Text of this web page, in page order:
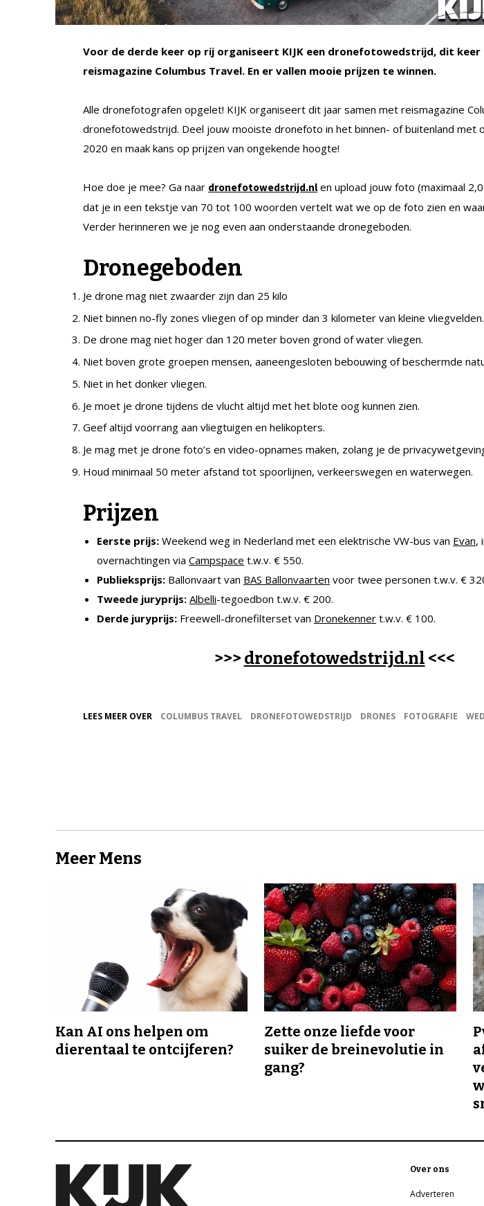
Voor de derde keer op rij organiseert KIJK een dronefotowedstrijd, dit keer
reismagazine Columbus Travel. En er vallen mooie prijzen te winnen.
Alle dronefotografen opgelet! KIJK organiseert dit jaar samen met reismagazine
dronefotowedstrijd. Deel jouw mooiste dronefoto in het binnen- of buitenland met
2020 en maak kans op prijzen van ongekende hoogte!
Hoe doe je mee? Ga naar dronefotowedstrijd.nl en upload jouw foto (maximaal
dat je in een tekstje van 70 tot 100 woorden vertelt wat we op de foto zien en
Verder herinneren we je nog even aan onderstaande dronegeboden.
Dronegeboden
Je drone mag niet zwaarder zijn dan 25 kilo
Niet binnen no-fly zones vliegen of op minder dan 3 kilometer van kleine vliegvelden.
De drone mag niet hoger dan 120 meter boven grond of water vliegen.
Niet boven grote groepen mensen, aaneengesloten bebouwing of beschermde
Niet in het donker vliegen.
Je moet je drone tijdens de vlucht altijd met het blote oog kunnen zien.
Geef altijd voorrang aan vliegtuigen en helikopters.
Je mag met je drone foto’s en video-opnames maken, zolang je de
Houd minimaal 50 meter afstand tot spoorlijnen, verkeerswegen en waterwegen.
Prijzen
Eerste prijs: Weekend weg in Nederland met een elektrische VW-bus van Evan,
overnachtingen via Campspace t.w.v. € 550.
Publieksprijs: Ballonvaart van BAS Ballonvaarten voor twee personen t.w.v. €
Tweede juryprijs: Albelli-tegoedbon t.w.v. € 200.
Derde juryprijs: Freewell-dronefilterset van Dronekenner t.w.v. € 100.
>>> dronefotowedstrijd.nl <<<
LEES MEER OVER COLUMBUS TRAVEL DRONEFOTOWEDSTRIJD DRONES FOTOGRAFIE
Meer Mens
Kan AI ons helpen om
dierentaal te ontcijferen?
Zette onze liefde voor
suiker de breinevolutie in
gang?
Over ons
Adverteren